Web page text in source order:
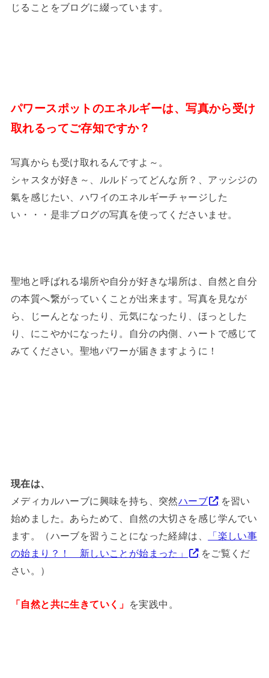
じることをブログに綴っています。
パワースポットのエネルギーは、写真から受け
取れるってご存知ですか？
写真からも受け取れるんですよ～。
シャスタが好き～、ルルドってどんな所？、アッシジの
氣を感じたい、ハワイのエネルギーチャージした
い・・・是非ブログの写真を使ってくださいませ。
聖地と呼ばれる場所や自分が好きな場所は、自然と自分
の本質へ繋がっていくことが出来ます。写真を見なが
ら、じーんとなったり、元気になったり、ほっとした
り、にこやかになったり。自分の内側、ハートで感じて
みてください。聖地パワーが届きますように！
現在は、
メディカルハーブに興味を持ち、突然ハーブ
を習い
始めました。あらためて、自然の大切さを感じ学んでい
ます。（ハーブを習うことになった経緯は、
「楽しい事
の始まり？！ 新しいことが始まった」
をご覧くだ
さい。）
「自然と共に生きていく」 を実践中。